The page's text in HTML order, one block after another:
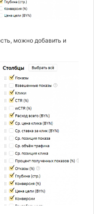
можно добавить и